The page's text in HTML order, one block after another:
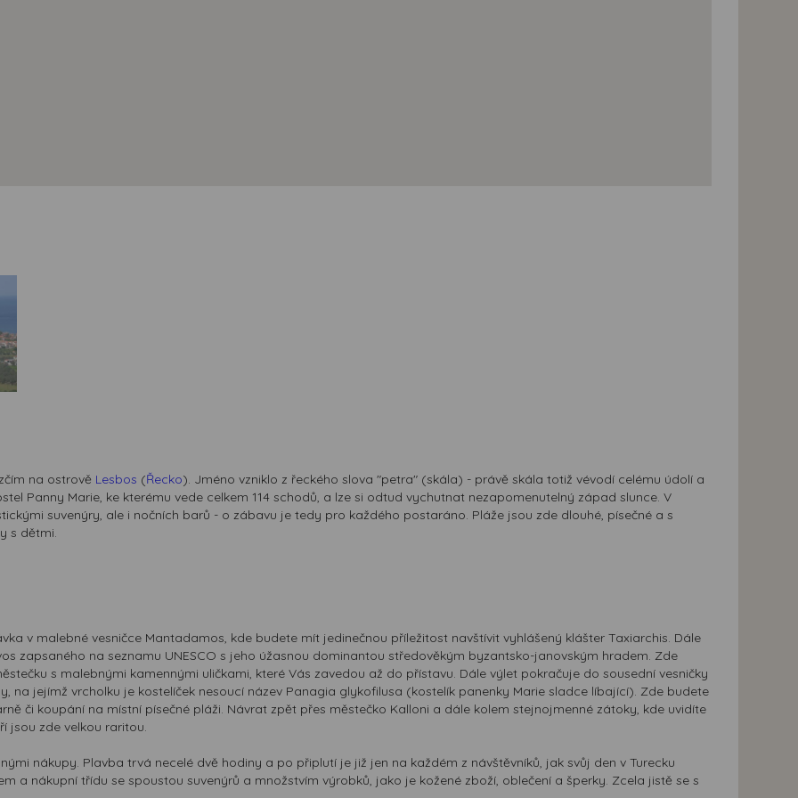
na ostrově Lesbos (Řecko). Jméno vzniklo z řeckého slova "petra" (skála) - právě skála totiž vévodí celému údolí a
Panny Marie, ke kterému vede celkem 114 schodů, a lze si odtud vychutnat nezapomenutelný západ slunce. V
suvenýry, ale i nočních barů - o zábavu je tedy pro každého postaráno. Pláže jsou zde dlouhé, písečné a s
s dětmi.
v malebné vesničce Mantadamos, kde budete mít jedinečnou příležitost navštívit vyhlášený klášter Taxiarchis. Dále
zapsaného na seznamu UNESCO s jeho úžasnou dominantou středověkým byzantsko-janovským hradem. Zde
s malebnými kamennými uličkami, které Vás zavedou až do přístavu. Dále výlet pokračuje do sousední vesničky
na jejímž vrcholku je kostelíček nesoucí název Panagia glykofilusa (kostelík panenky Marie sladce líbající). Zde budete
či koupání na místní písečné pláži. Návrat zpět přes městečko Kalloni a dále kolem stejnojmenné zátoky, kde uvidíte
jsou zde velkou raritou.
nákupy. Plavba trvá necelé dvě hodiny a po připlutí je již jen na každém z návštěvníků, jak svůj den v Turecku
a nákupní třídu se spoustou suvenýrů a množstvím výrobků, jako je kožené zboží, oblečení a šperky. Zcela jistě se s